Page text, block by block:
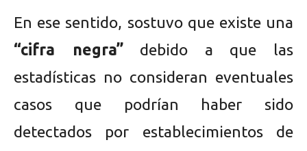
En ese sentido, sostuvo que existe una
“cifra negra”debido a que las
estadísticas no consideran eventuales
casos que podrían haber sido
detectados por establecimientos de